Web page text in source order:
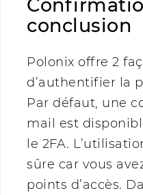
conclusion
Polonix offre 2
d’authentifier la
Par défaut, une
mail est
le 2FA.
sûre car vous
points d’accès.